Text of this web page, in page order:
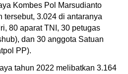
Kombes Pol Marsudianto
tersebut, 3.024 di antaranya
80 aparat TNI, 30 petugas
dan 30 anggota Satuan
PP).
tahun 2022 melibatkan 3.164